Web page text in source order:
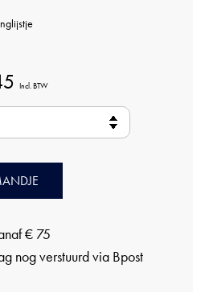
Incl. BTW
€ 75
nog verstuurd via Bpost